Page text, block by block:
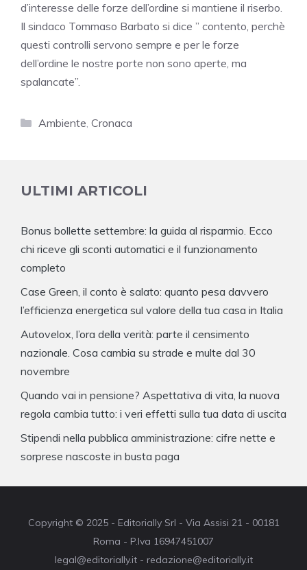
d’interesse delle forze dell’ordine si mantiene il riserbo.
Il sindaco Tommaso Barbato si dice ” contento, perchè
questi controlli servono sempre e per le forze
dell’ordine le nostre porte non sono aperte, ma
spalancate”.
Categorie
Ambiente, Cronaca
ULTIMI ARTICOLI
Bonus bollette settembre: la guida al risparmio. Ecco
chi riceve gli sconti automatici e il funzionamento
completo
Case Green, il conto è salato: quanto pesa davvero
l’efficienza energetica sul valore della tua casa in Italia
Autovelox, l’ora della verità: parte il censimento
nazionale. Cosa cambia su strade e multe dal 30
novembre
Quando vai in pensione? Aspettativa di vita, la nuova
regola cambia tutto: i veri effetti sulla tua data di uscita
Stipendi nella pubblica amministrazione: cifre nette e
sorprese nascoste in busta paga
Copyright © 2025 - Editorially Srl - Via Assisi 21 - 00181
Roma - P.Iva 16947451007
legal@editorially.it - redazione@editorially.it